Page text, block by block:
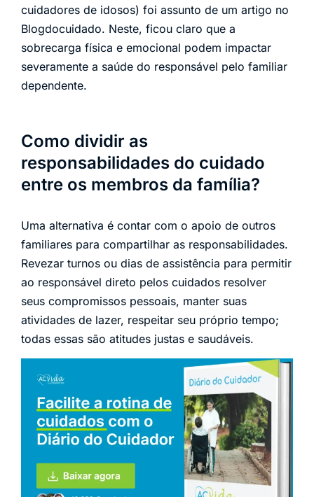
cuidadores de idosos) foi assunto de um artigo no
Blogdocuidado. Neste, ficou claro que a
sobrecarga física e emocional podem impactar
severamente a saúde do responsável pelo familiar
dependente.
Como dividir as
responsabilidades do cuidado
entre os membros da família?
Uma alternativa é contar com o apoio de outros
familiares para compartilhar as responsabilidades.
Revezar turnos ou dias de assistência para permitir
ao responsável direto pelos cuidados resolver
seus compromissos pessoais, manter suas
atividades de lazer, respeitar seu próprio tempo;
todas essas são atitudes justas e saudáveis.